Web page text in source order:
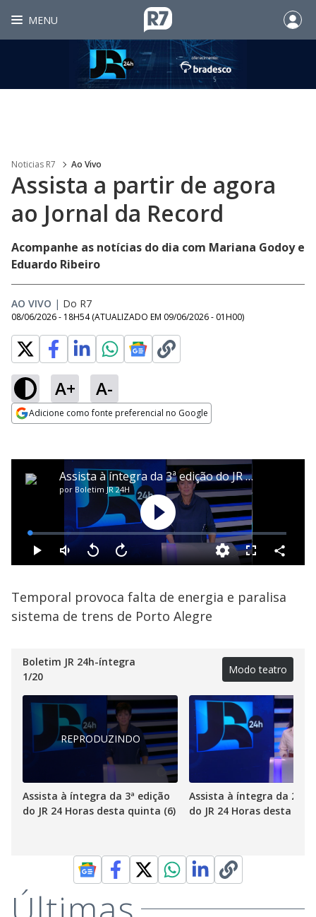
MENU
Noticias R7 Ao Vivo
Assista a partir de agora
ao Jornal da Record
Acompanhe as notícias do dia com Mariana Godoy e
Eduardo Ribeiro
AO VIVO | Do R7
08/06/2026 - 18H54 (ATUALIZADO EM 09/06/2026 - 01H00)
A+ A-
Adicione como fonte preferencial no Google
Temporal provoca falta de energia e paralisa
sistema de trens de Porto Alegre
Boletim JR 24h-íntegra
1/20
Modo teatro
REPRODUZINDO
Assista à íntegra da 3ª edição
do JR 24 Horas desta quinta (6)
Assista à íntegra da 2ª
do JR 24 Horas desta